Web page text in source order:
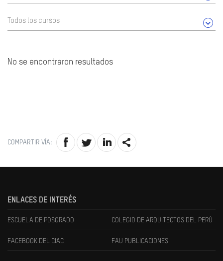
Todos los cursos
No se encontraron resultados
COMPARTIR VÍA:
ENLACES DE INTERÉS
ESCUELA DE POSGRADO COLEGIO DE ARQUITECTOS DEL PERÚ
FACEBOOK DEL CIAC FAU PUBLICACIONES